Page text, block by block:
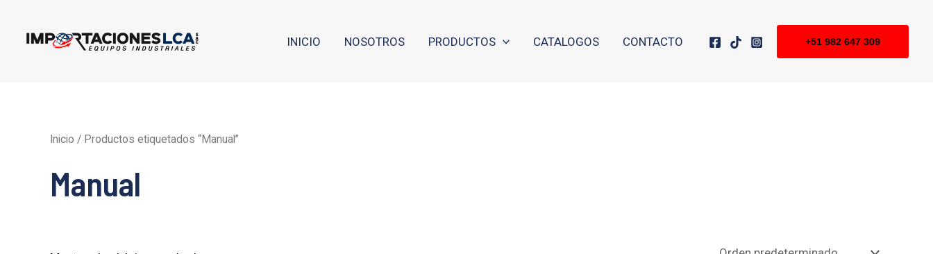
contenido
INICIO NOSOTROS PRODUCTOS CATALOGOS CONTACTO +51 982 647 309
Inicio / Productos etiquetados “Manual”
Manual